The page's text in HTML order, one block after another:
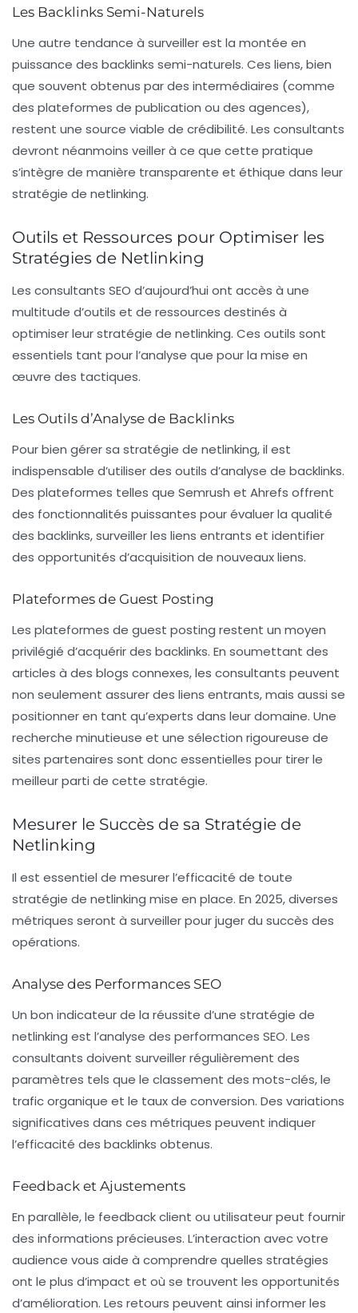
Les Backlinks Semi-Naturels
Une autre tendance à surveiller est la montée en
puissance des backlinks semi-naturels. Ces liens, bien
que souvent obtenus par des intermédiaires (comme
des plateformes de publication ou des agences),
restent une source viable de crédibilité. Les consultants
devront néanmoins veiller à ce que cette pratique
s’intègre de manière transparente et éthique dans leur
stratégie de netlinking.
Outils et Ressources pour Optimiser les
Stratégies de Netlinking
Les consultants SEO d’aujourd’hui ont accès à une
multitude d’outils et de ressources destinés à
optimiser leurstratégie de netlinking. Ces outils sont
essentiels tant pour l’analyse que pour la mise en
œuvre des tactiques.
Les Outils d’Analyse de Backlinks
Pour bien gérer sa stratégie de netlinking, il est
indispensable d’utiliser des outils d’analyse de backlinks.
Des plateformes telles que Semrush et Ahrefs offrent
des fonctionnalités puissantes pour évaluer la qualité
des backlinks, surveiller les liens entrants et identifier
des opportunités d’acquisition de nouveaux liens.
Plateformes de Guest Posting
Les plateformes de guest posting restent un moyen
privilégié d’acquérir des backlinks. En soumettant des
articles à des blogs connexes, les consultants peuvent
non seulement assurer des liens entrants, mais aussi se
positionner en tant qu’experts dans leur domaine. Une
recherche minutieuse et une sélection rigoureuse de
sites partenaires sont donc essentielles pour tirer le
meilleur parti de cette stratégie.
Mesurer le Succès de sa Stratégie de
Netlinking
Il est essentiel de mesurer l’efficacité de toute
stratégie de netlinking mise en place. En 2025, diverses
métriques seront à surveiller pour juger du succès des
opérations.
Analyse des Performances SEO
Un bon indicateur de la réussite d’une stratégie de
netlinking est l’analyse des performances SEO. Les
consultants doivent surveiller régulièrement des
paramètres tels que le classement des mots-clés, le
trafic organique et le taux de conversion. Des variations
significatives dans ces métriques peuvent indiquer
l’efficacité des backlinks obtenus.
Feedback et Ajustements
En parallèle, le feedbackclient ou utilisateur peut fournir
des informations précieuses. L’interaction avec votre
audience vous aide à comprendre quelles stratégies
ont le plus d’impact et où se trouvent les opportunités
d’amélioration. Les retours peuvent ainsi informer les